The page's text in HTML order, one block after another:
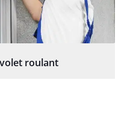
roulant